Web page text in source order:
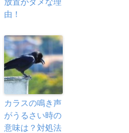
由！
カラスの鳴き声
がうるさい時の
意味は？対処法